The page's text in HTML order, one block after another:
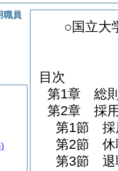
○国立大
目次
第1章
総
第2章
採
第1節
第2節
第3節
職員